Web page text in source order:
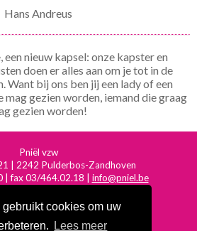
cookies om uw
Lees meer
Hans Andreus
een nieuw kapsel: onze kapster en
doen er alles aan om je tot in de
Want bij ons ben jij een lady of een
gezien worden, iemand die graag
gezien worden!
Pniël vzw
| 2242 Pulderbos-Zandhoven
fax 03/464.02.18 | info@pniel.be
0410.516.668